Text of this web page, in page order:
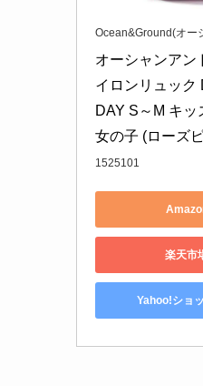
Ocean&Ground(オー
オーシャンアン
イロンリュック
DAY S～M キッ
女の子 (ローズ
1525101
楽天市
Yahoo!ショ